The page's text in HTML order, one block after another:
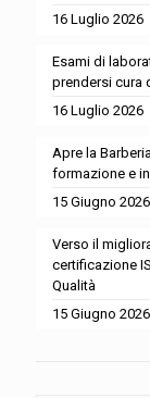
16 Luglio 2026
Esami di
prendersi cura
16 Luglio 2026
Apre la
formazione e
15 Giugno 2026
Verso il
certificazione
Qualità
15 Giugno 2026